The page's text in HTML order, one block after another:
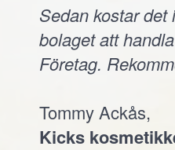
Sedan kostar det
bolaget att
Företag.
Tommy Ackås,
Kicks